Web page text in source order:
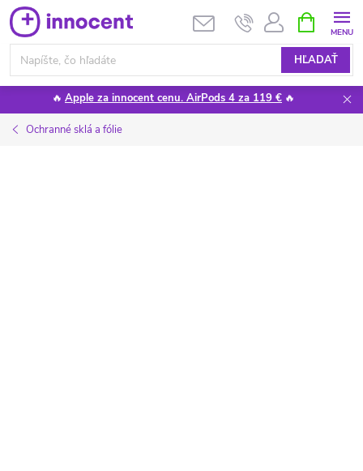
Prejsť
na
obsah
HĽADAŤ
KOŠÍK
🔥 Apple za innocent cenu. AirPods 4 za 119 € 🔥
Ochranné sklá a fólie